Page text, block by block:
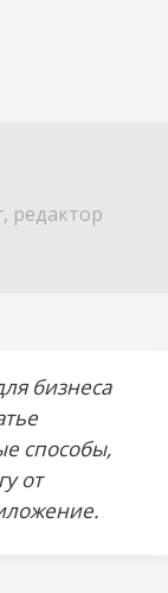
редактор
бизнеса
способы,
от